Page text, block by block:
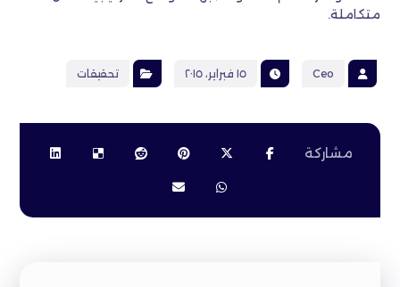
متكاملة.
Ceo ١٥ فبراير، ٢٠١٥ تحقيقات